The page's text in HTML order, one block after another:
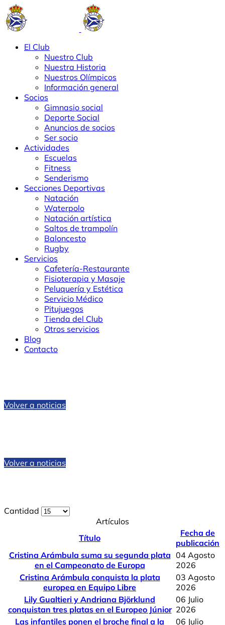
El Club
Nuestro Club
Nuestra Historia
Nuestros Olímpicos
Información general
Socios
Gimnasio social
Deporte Social
Anuncios de socios
Ser socio
Actividades
Escuelas
Fitness
Senderismo
Secciones Deportivas
Natación
Waterpolo
Natación artística
Saltos de trampolín
Baloncesto
Rugby
Servicios
Cafetería-Restaurante
Fisioterapia y Masaje
Peluquería y Estética
Servicio Médico
Pitujuegos
Tienda del Club
Otros servicios
Blog
Contacto
Volver a noticias
Volver a noticias
Cantidad
Artículos
Título
Fecha de
publicación
Cristina Arámbula suma su segunda plata
en el Campeonato de Europa
04 Agosto
2026
Cristina Arámbula conquista la plata
europea en Equipo Libre
03 Agosto
2026
Lily Gualtieri y Andriana Björklund
conquistan tres platas en el Europeo Júnior
06 Julio
2026
Las infantiles ponen el broche final a la
06 Julio